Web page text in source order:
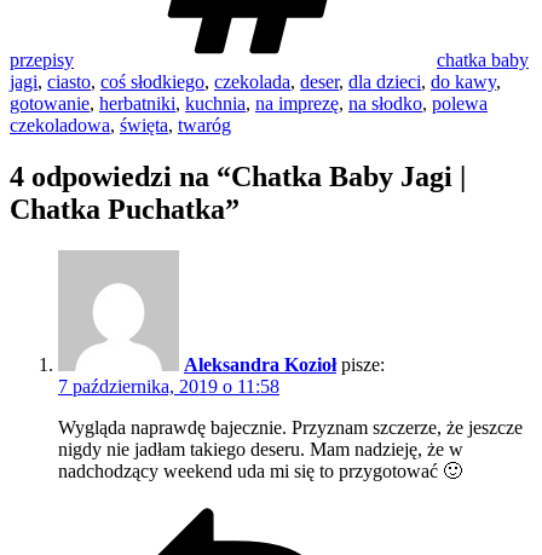
przepisy
chatka baby
jagi, ciasto, coś słodkiego, czekolada, deser, dla dzieci, do kawy,
gotowanie, herbatniki, kuchnia, na imprezę, na słodko, polewa
czekoladowa, święta, twaróg
4 odpowiedzi na “Chatka Baby Jagi |
Chatka Puchatka”
Aleksandra Kozioł pisze:
7 października, 2019 o 11:58
Wygląda naprawdę bajecznie. Przyznam szczerze, że jeszcze
nigdy nie jadłam takiego deseru. Mam nadzieję, że w
nadchodzący weekend uda mi się to przygotować 🙂